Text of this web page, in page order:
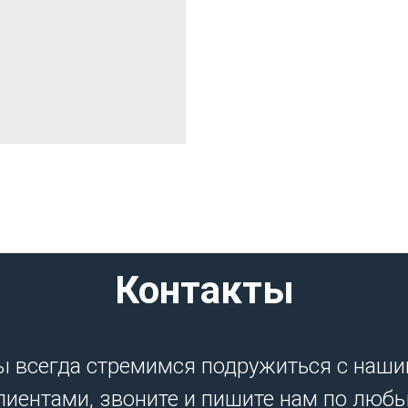
Контакты
всегда стремимся подружиться с
звоните и пишите нам по